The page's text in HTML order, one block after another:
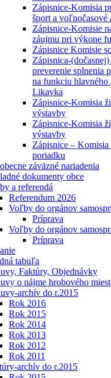
Zápisnice-Komisia
šport a voľnočasové
Zápisnice-Komisie
záujmu pri výkone
Zápisnice Komisie
Zápisnica-
preverenie splnenia
na funkciu hlavného
Likavka
Zápisnice-Komisia
výstavby
Zápisnice-Komisia
výstavby
Zápisnice – Komisia
poriadku
záväzné nariadenia
dokumenty obce
a referendá
Referendum 2026
Voľby do orgánov
Príprava
Voľby do orgánov
Príprava
tabuľa
Faktúry, Objednávky
o nájme hrobového
archív do r.2015
Rok 2016
Rok 2015
Rok 2014
Rok 2013
Rok 2012
Rok 2011
archív do r.2015